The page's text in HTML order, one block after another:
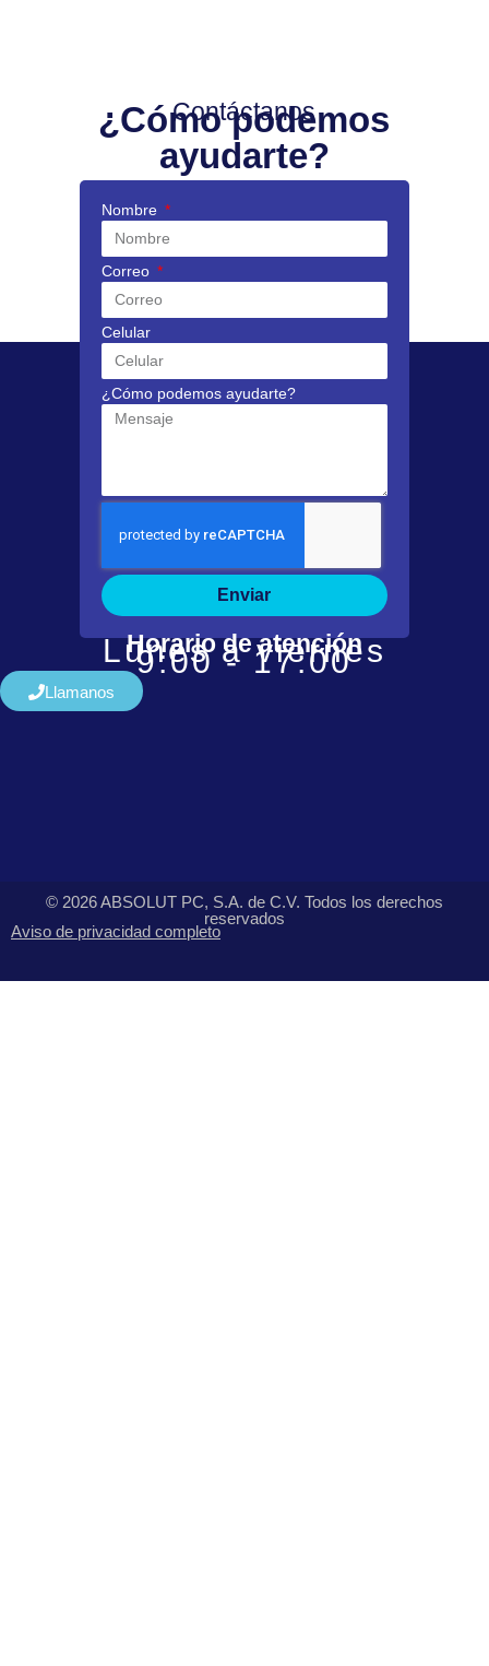
Contáctanos
¿Cómo podemos
ayudarte?
Nombre
Correo
Celular
¿Cómo podemos ayudarte?
Enviar
Horario de atención
Lunes a viernes
9:00 - 17:00
Llamanos
© 2026 ABSOLUT PC, S.A. de C.V. Todos los derechos
reservados
Aviso de privacidad completo